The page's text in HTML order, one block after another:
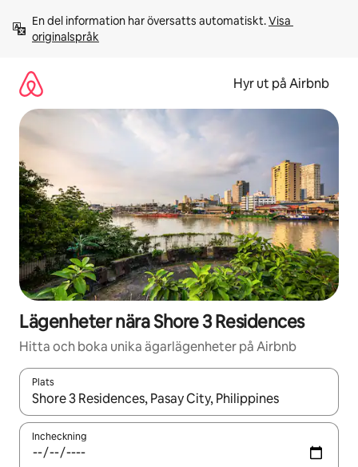
innehåll
En del information har översatts automatiskt. Visa
originalspråk
Hyr ut på Airbnb
Lägenheter nära Shore 3 Residences
Hitta och boka unika ägarlägenheter på Airbnb
Plats
När resultaten är tillgängliga kan du navigera med upp- och
Incheckning